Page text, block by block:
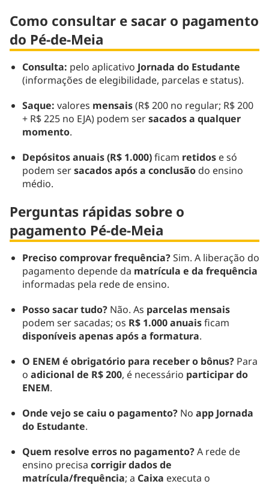
Como consultar e sacar o pagamento
do Pé-de-Meia
Consulta: pelo aplicativo Jornada do Estudante
(informações de elegibilidade, parcelas e status).
Saque: valores mensais(R$ 200 no regular; R$ 200
+ R$ 225 no EJA) podem sersacados a qualquer
momento.
Depósitos anuais (R$ 1.000)ficam retidose só
podem sersacados após a conclusãodo ensino
médio.
Perguntas rápidas sobre o
pagamento Pé-de-Meia
Preciso comprovar frequência?Sim. A liberação do
pagamento depende da matrícula e da frequência
informadas pela rede de ensino.
Posso sacar tudo?Não. As parcelas mensais
podem ser sacadas; os R$ 1.000 anuaisficam
disponíveis apenas após a formatura.
O ENEM é obrigatório para receber o bônus?Para
o adicional de R$ 200, é necessário participar do
ENEM.
Onde vejo se caiu o pagamento?No app Jornada
do Estudante.
Quem resolve erros no pagamento?A rede de
ensino precisa corrigir dados de
matrícula/frequência; a Caixa executa o